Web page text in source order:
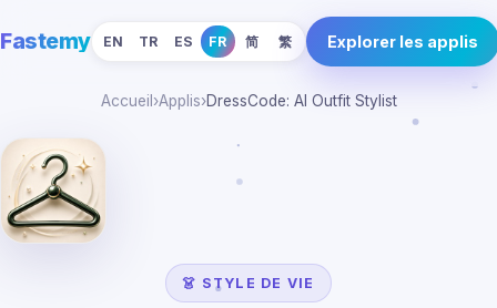
Fastemy EN TR ES FR 简 繁 Explorer les applis
Accueil ›Applis›DressCode: AI Outfit Stylist
👗 STYLE DE VIE